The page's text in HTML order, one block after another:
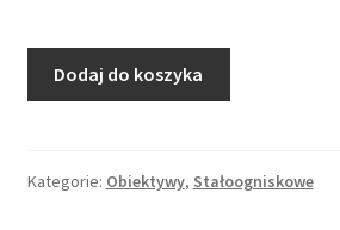
PF
Dodaj do koszyka
Kategorie: Obiektywy, Stałoogniskowe